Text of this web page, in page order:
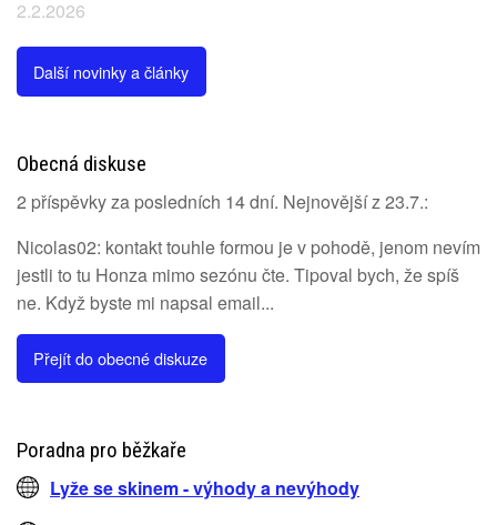
2.2.2026
Další novinky a články
Obecná diskuse
2 příspěvky za posledních 14 dní. Nejnovější z 23.7.:
Nicolas02: kontakt touhle formou je v pohodě, jenom nevím
jestli to tu Honza mimo sezónu čte. Tipoval bych, že spíš
ne. Když byste mi napsal email...
Přejít do obecné diskuze
Poradna pro běžkaře
Lyže se skinem - výhody a nevýhody